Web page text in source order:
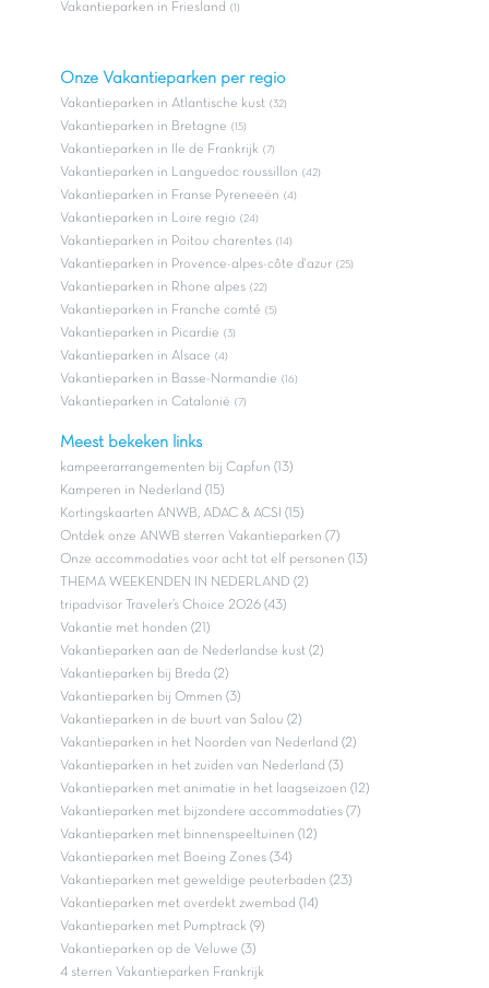
Vakantieparken in Friesland (1)
Onze Vakantieparken per regio
Vakantieparken in Atlantische kust (32)
Vakantieparken in Bretagne (15)
Vakantieparken in Ile de Frankrijk (7)
Vakantieparken in Languedoc roussillon (42)
Vakantieparken in Franse Pyreneeën (4)
Vakantieparken in Loire regio (24)
Vakantieparken in Poitou charentes (14)
Vakantieparken in Provence-alpes-côte d'azur (25)
Vakantieparken in Rhone alpes (22)
Vakantieparken in Franche comté (5)
Vakantieparken in Picardie (3)
Vakantieparken in Alsace (4)
Vakantieparken in Basse-Normandie (16)
Vakantieparken in Catalonië (7)
Meest bekeken links
kampeerarrangementen bij Capfun (13)
Kamperen in Nederland (15)
Kortingskaarten ANWB, ADAC & ACSI (15)
Ontdek onze ANWB sterren Vakantieparken (7)
Onze accommodaties voor acht tot elf personen (13)
THEMA WEEKENDEN IN NEDERLAND (2)
tripadvisor Traveler’s Choice 2026 (43)
Vakantie met honden (21)
Vakantieparken aan de Nederlandse kust (2)
Vakantieparken bij Breda (2)
Vakantieparken bij Ommen (3)
Vakantieparken in de buurt van Salou (2)
Vakantieparken in het Noorden van Nederland (2)
Vakantieparken in het zuiden van Nederland (3)
Vakantieparken met animatie in het laagseizoen (12)
Vakantieparken met bijzondere accommodaties (7)
Vakantieparken met binnenspeeltuinen (12)
Vakantieparken met Boeing Zones (34)
Vakantieparken met geweldige peuterbaden (23)
Vakantieparken met overdekt zwembad (14)
Vakantieparken met Pumptrack (9)
Vakantieparken op de Veluwe (3)
4 sterren Vakantieparken Frankrijk